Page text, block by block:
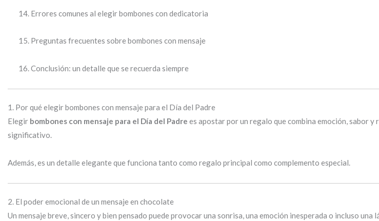
Errores comunes al elegir bombones con dedicatoria
Preguntas frecuentes sobre bombones con mensaje
Conclusión: un detalle que se recuerda siempre
1. Por qué elegir bombones con mensaje para el Día del Padre
Elegir bombones con mensaje para el Día del Padre es apostar por un regalo que combina emoción, sabor
significativo.
Además, es un detalle elegante que funciona tanto como regalo principal como complemento especial.
2. El poder emocional de un mensaje en chocolate
Un mensaje breve, sincero y bien pensado puede provocar una sonrisa, una emoción inesperada o incluso